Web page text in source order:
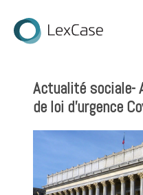
Actualité sociale-
de loi d’urgence